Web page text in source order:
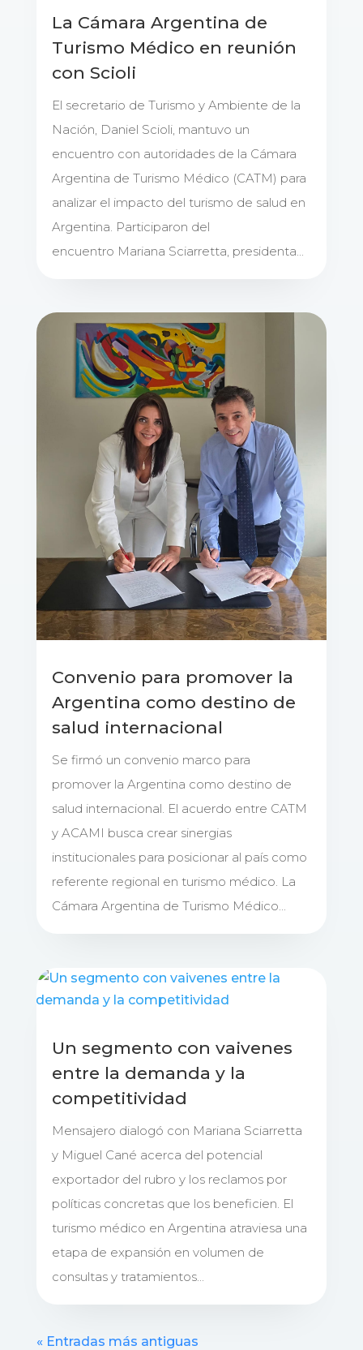
La Cámara Argentina de
Turismo Médico en reunión
con Scioli
El secretario de Turismo y Ambiente de la
Nación, Daniel Scioli, mantuvo un
encuentro con autoridades de la Cámara
Argentina de Turismo Médico (CATM) para
analizar el impacto del turismo de salud en
Argentina. Participaron del
encuentro Mariana Sciarretta, presidenta...
Convenio para promover la
Argentina como destino de
salud internacional
Se firmó un convenio marco para
promover la Argentina como destino de
salud internacional. El acuerdo entre CATM
y ACAMI busca crear sinergias
institucionales para posicionar al país como
referente regional en turismo médico. La
Cámara Argentina de Turismo Médico...
Un segmento con vaivenes
entre la demanda y la
competitividad
Mensajero dialogó con Mariana Sciarretta
y Miguel Cané acerca del potencial
exportador del rubro y los reclamos por
políticas concretas que los beneficien. El
turismo médico en Argentina atraviesa una
etapa de expansión en volumen de
consultas y tratamientos...
« Entradas más antiguas